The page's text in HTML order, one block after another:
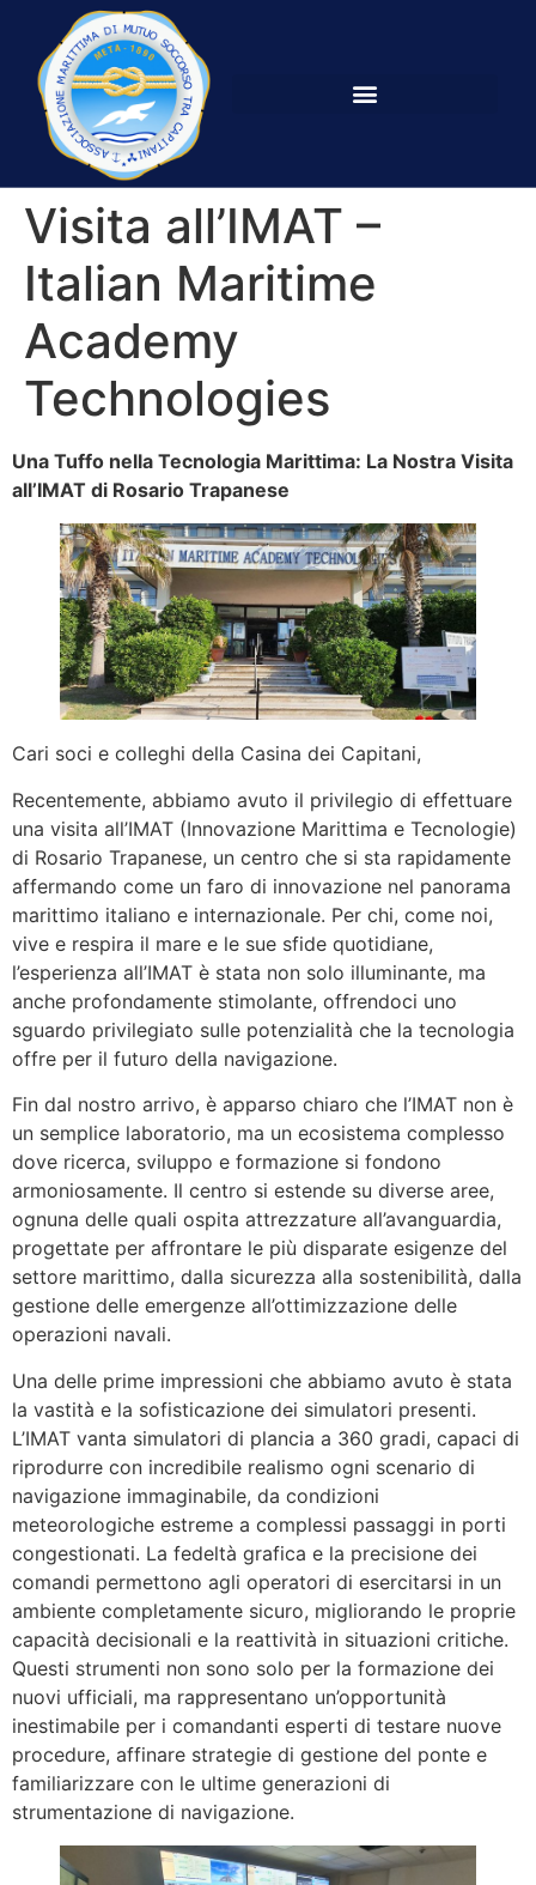
Visita all’IMAT –
Italian Maritime
Academy
Technologies
Una Tuffo nella Tecnologia Marittima: La Nostra Visita
all’IMAT di Rosario Trapanese
Cari soci e colleghi della Casina dei Capitani,
Recentemente, abbiamo avuto il privilegio di effettuare
una visita all’IMAT (Innovazione Marittima e Tecnologie)
di Rosario Trapanese, un centro che si sta rapidamente
affermando come un faro di innovazione nel panorama
marittimo italiano e internazionale. Per chi, come noi,
vive e respira il mare e le sue sfide quotidiane,
l’esperienza all’IMAT è stata non solo illuminante, ma
anche profondamente stimolante, offrendoci uno
sguardo privilegiato sulle potenzialità che la tecnologia
offre per il futuro della navigazione.
Fin dal nostro arrivo, è apparso chiaro che l’IMAT non è
un semplice laboratorio, ma un ecosistema complesso
dove ricerca, sviluppo e formazione si fondono
armoniosamente. Il centro si estende su diverse aree,
ognuna delle quali ospita attrezzature all’avanguardia,
progettate per affrontare le più disparate esigenze del
settore marittimo, dalla sicurezza alla sostenibilità, dalla
gestione delle emergenze all’ottimizzazione delle
operazioni navali.
Una delle prime impressioni che abbiamo avuto è stata
la vastità e la sofisticazione dei simulatori presenti.
L’IMAT vanta simulatori di plancia a 360 gradi, capaci di
riprodurre con incredibile realismo ogni scenario di
navigazione immaginabile, da condizioni
meteorologiche estreme a complessi passaggi in porti
congestionati. La fedeltà grafica e la precisione dei
comandi permettono agli operatori di esercitarsi in un
ambiente completamente sicuro, migliorando le proprie
capacità decisionali e la reattività in situazioni critiche.
Questi strumenti non sono solo per la formazione dei
nuovi ufficiali, ma rappresentano un’opportunità
inestimabile per i comandanti esperti di testare nuove
procedure, affinare strategie di gestione del ponte e
familiarizzare con le ultime generazioni di
strumentazione di navigazione.